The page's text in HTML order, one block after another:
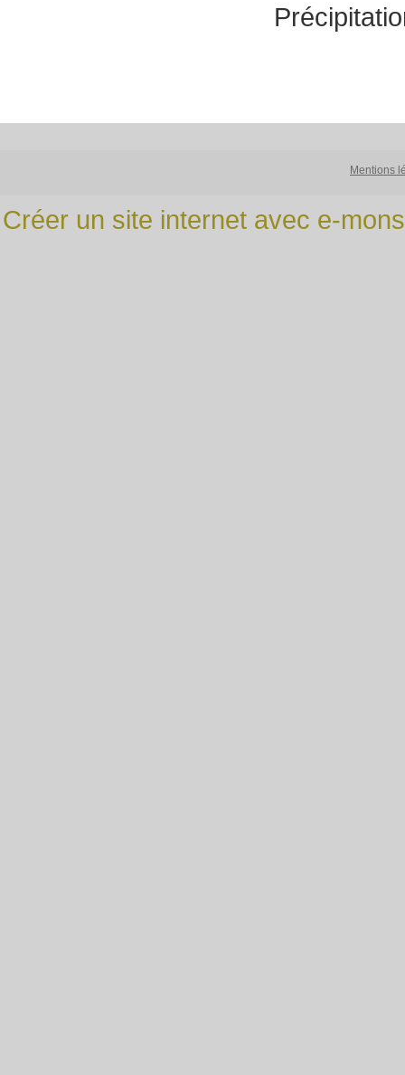
Mentions
Créer un site internet avec e-